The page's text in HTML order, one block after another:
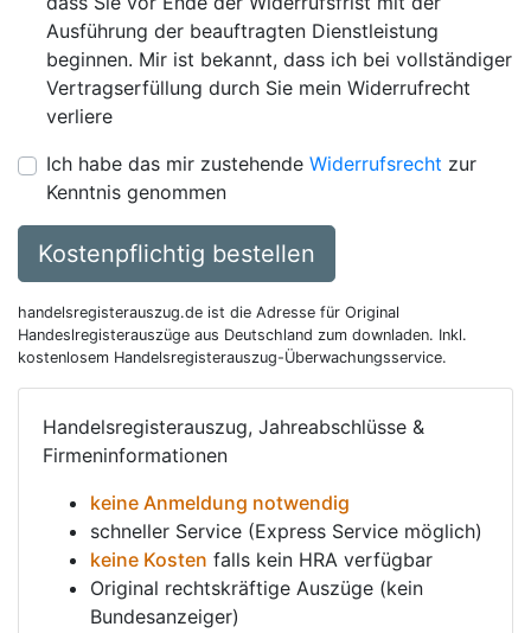
Ausführung der beauftragten Dienstleistung
beginnen. Mir ist bekannt, dass ich bei vollständiger
Vertragserfüllung durch Sie mein Widerrufrecht
verliere
Ich habe das mir zustehende Widerrufsrecht zur
Kenntnis genommen
Kostenpflichtig bestellen
handelsregisterauszug.de ist die Adresse für Original
Handeslregisterauszüge aus Deutschland zum downladen. Inkl.
kostenlosem Handelsregisterauszug-Überwachungsservice.
Handelsregisterauszug, Jahreabschlüsse &
Firmeninformationen
keine Anmeldung notwendig
schneller Service (Express Service möglich)
keine Kosten falls kein HRA verfügbar
Original rechtskräftige Auszüge (kein
Bundesanzeiger)